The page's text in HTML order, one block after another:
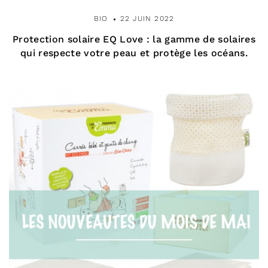
l
BIO 22 JUIN 2022
Protection solaire EQ Love : la gamme de solaires
qui respecte votre peau et protège les océans.